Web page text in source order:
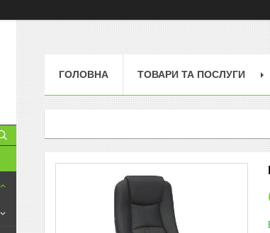
ГОЛОВНА ТОВАРИ ТА ПОСЛУГИ